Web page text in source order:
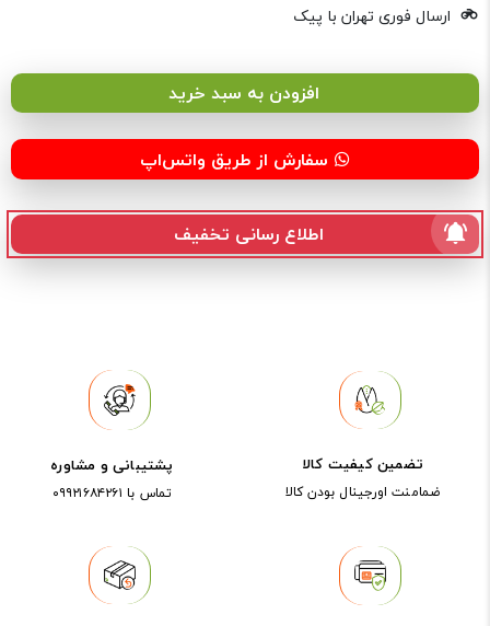
ارسال فوری تهران با پیک
افزودن به سبد خرید
سفارش از طریق واتس‌اپ
اطلاع رسانی تخفیف
تضمین کیفیت کالا
ضمامنت اورجینال بودن کالا
پشتیبانی و مشاوره
تماس با ۰۹۹۲۱۶۸۴۲۶۱